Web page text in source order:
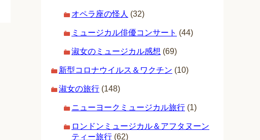
オペラ座の怪人 (32)
ミュージカル俳優コンサート (44)
淑女のミュージカル感想 (69)
新型コロナウイルス＆ワクチン (10)
淑女の旅行 (148)
ニューヨークミュージカル旅行 (1)
ロンドンミュージカル＆アフタヌーン
ティー旅行 (62)